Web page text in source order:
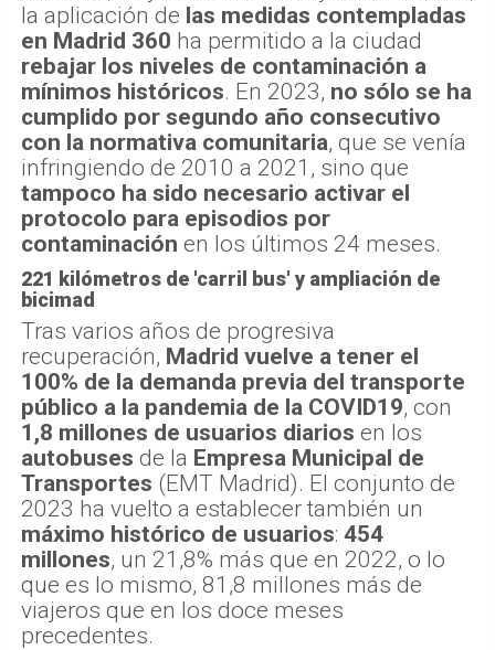
la aplicación de las medidas contempladas
en Madrid 360 ha permitido a la ciudad
rebajar los niveles de contaminación a
mínimos históricos. En 2023, no sólo se ha
cumplido por segundo año consecutivo
con la normativa comunitaria, que se venía
infringiendo de 2010 a 2021, sino que
tampoco ha sido necesario activar el
protocolo para episodios por
contaminación en los últimos 24 meses.
221 kilómetros de 'carril bus' y ampliación de
bicimad
Tras varios años de progresiva
recuperación, Madrid vuelve a tener el
100% de la demanda previa del transporte
público a la pandemia de la COVID19, con
1,8 millones de usuarios diarios en los
autobuses de la Empresa Municipal de
Transportes (EMT Madrid). El conjunto de
2023 ha vuelto a establecer también un
máximo histórico de usuarios: 454
millones, un 21,8% más que en 2022, o lo
que es lo mismo, 81,8 millones más de
viajeros que en los doce meses
precedentes.